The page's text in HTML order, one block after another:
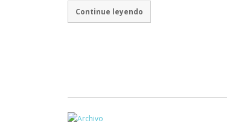
Continue leyendo